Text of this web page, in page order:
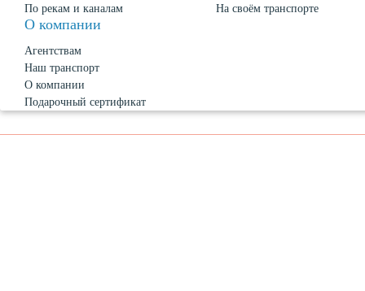
По рекам и каналам
На своём транспорте
О компании
Агентствам
Наш транспорт
О компании
Подарочный сертификат
О Петербурге